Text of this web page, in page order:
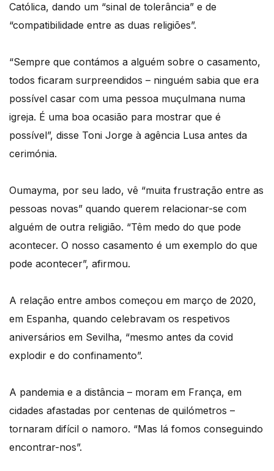
Católica, dando um “sinal de tolerância” e de
“compatibilidade entre as duas religiões”.
“Sempre que contámos a alguém sobre o casamento,
todos ficaram surpreendidos – ninguém sabia que era
possível casar com uma pessoa muçulmana numa
igreja. É uma boa ocasião para mostrar que é
possível”, disse Toni Jorge à agência Lusa antes da
cerimónia.
Oumayma, por seu lado, vê “muita frustração entre as
pessoas novas” quando querem relacionar-se com
alguém de outra religião. “Têm medo do que pode
acontecer. O nosso casamento é um exemplo do que
pode acontecer”, afirmou.
A relação entre ambos começou em março de 2020,
em Espanha, quando celebravam os respetivos
aniversários em Sevilha, “mesmo antes da covid
explodir e do confinamento”.
A pandemia e a distância – moram em França, em
cidades afastadas por centenas de quilómetros –
tornaram difícil o namoro. “Mas lá fomos conseguindo
encontrar-nos”.